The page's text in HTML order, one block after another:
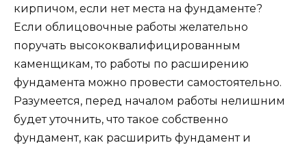
кирпичом, если нет места на фундаменте?
Если облицовочные работы желательно
поручать высококвалифицированным
каменщикам, то работы по расширению
фундамента можно провести самостоятельно.
Разумеется, перед началом работы нелишним
будет уточнить, что такое собственно
фундамент, как расширить фундамент и